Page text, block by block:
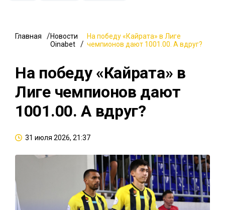
Главная
Новости
Oinabet
На победу «Кайрата» в Лиге
чемпионов дают 1001.00. А вдруг?
На победу «Кайрата» в
Лиге чемпионов дают
1001.00. А вдруг?
31 июля 2026, 21:37